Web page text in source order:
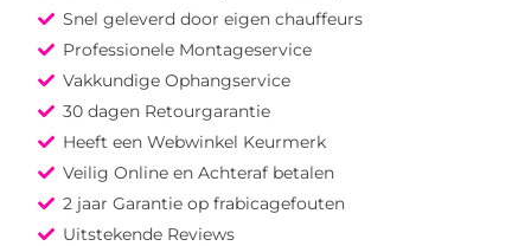
Snel geleverd door eigen chauffeurs
Professionele Montageservice
Vakkundige Ophangservice
30 dagen Retourgarantie
Heeft een Webwinkel Keurmerk
Veilig Online en Achteraf betalen
2 jaar Garantie op frabicagefouten
Uitstekende Reviews